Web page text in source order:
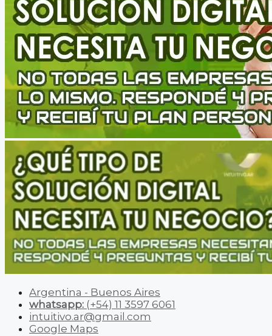
Argentina - Buenos Aires
whatsapp: (+54) 11 3597 6061
intuitivo.ar@gmail.com
Google Maps